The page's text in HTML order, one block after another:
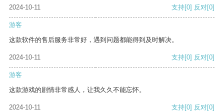
2024-10-11 支持[0] 反对[0]
游客
这款软件的售后服务非常好，遇到问题都能得到及时解决。
2024-10-11 支持[0] 反对[0]
游客
这款游戏的剧情非常感人，让我久久不能忘怀。
2024-10-11 支持[0] 反对[0]